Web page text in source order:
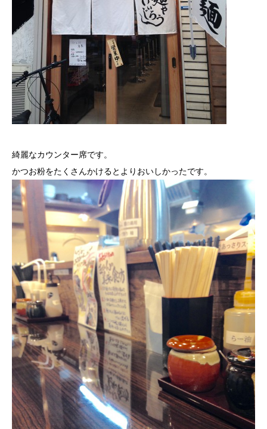
綺麗なカウンター席です。
かつお粉をたくさんかけるとよりおいしかったです。